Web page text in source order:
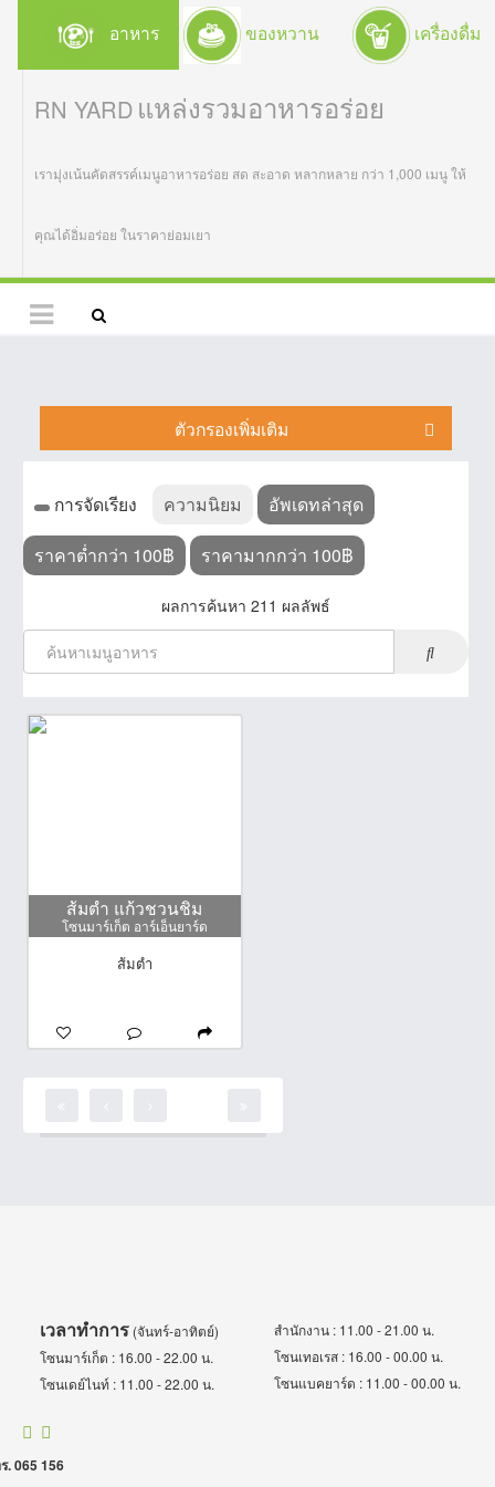
อาหาร ของหวาน เครื่องดื่ม
RN YARD แหล่งรวมอาหารอร่อย
เรามุ่งเน้นคัดสรรค์เมนูอาหารอร่อย สด สะอาด หลากหลาย กว่า 1,000 เมนู ให้
คุณได้อิ่มอร่อย ในราคาย่อมเยา
ตัวกรองเพิ่มเติม
การจัดเรียง ความนิยม
อัพเดทล่าสุด
ราคาต่ำกว่า 100฿
ราคามากกว่า 100฿
ผลการค้นหา 211 ผลลัพธ์
ส้มตำ แก้วชวนชิม
โซนมาร์เก็ต อาร์เอ็นยาร์ด
ส้มตำ
เวลาทำการ(จันทร์-อาทิตย์)
โซนมาร์เก็ต : 16.00 - 22.00 น.
โซนเดย์ไนท์ : 11.00 - 22.00 น.
สำนักงาน : 11.00 - 21.00 น.
โซนเทอเรส : 16.00 - 00.00 น.
โซนแบคยาร์ด : 11.00 - 00.00 น.
. 065 156